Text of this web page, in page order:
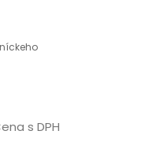
s DPH